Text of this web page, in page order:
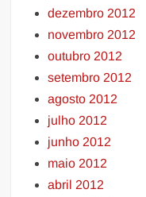
dezembro 2012
novembro 2012
outubro 2012
setembro 2012
agosto 2012
julho 2012
junho 2012
maio 2012
abril 2012